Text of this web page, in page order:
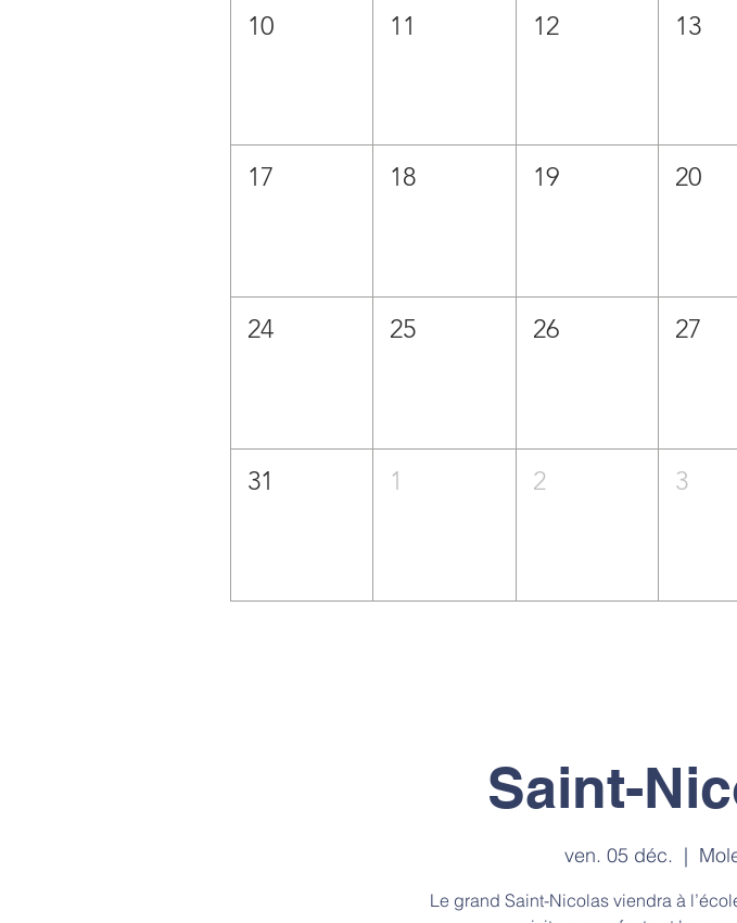
10 11 12 13
17 18 19 20
24 25 26 27
31 1 2 3
Saint-
ven. 05 déc.
  |
Le grand Saint-Nicolas viendra à